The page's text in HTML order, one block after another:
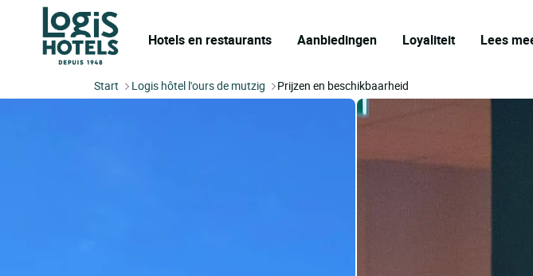
Hotels en restaurants Aanbiedingen Loyaliteit Lees
Start Logis hôtel l'ours de mutzig Prijzen en beschikbaarheid